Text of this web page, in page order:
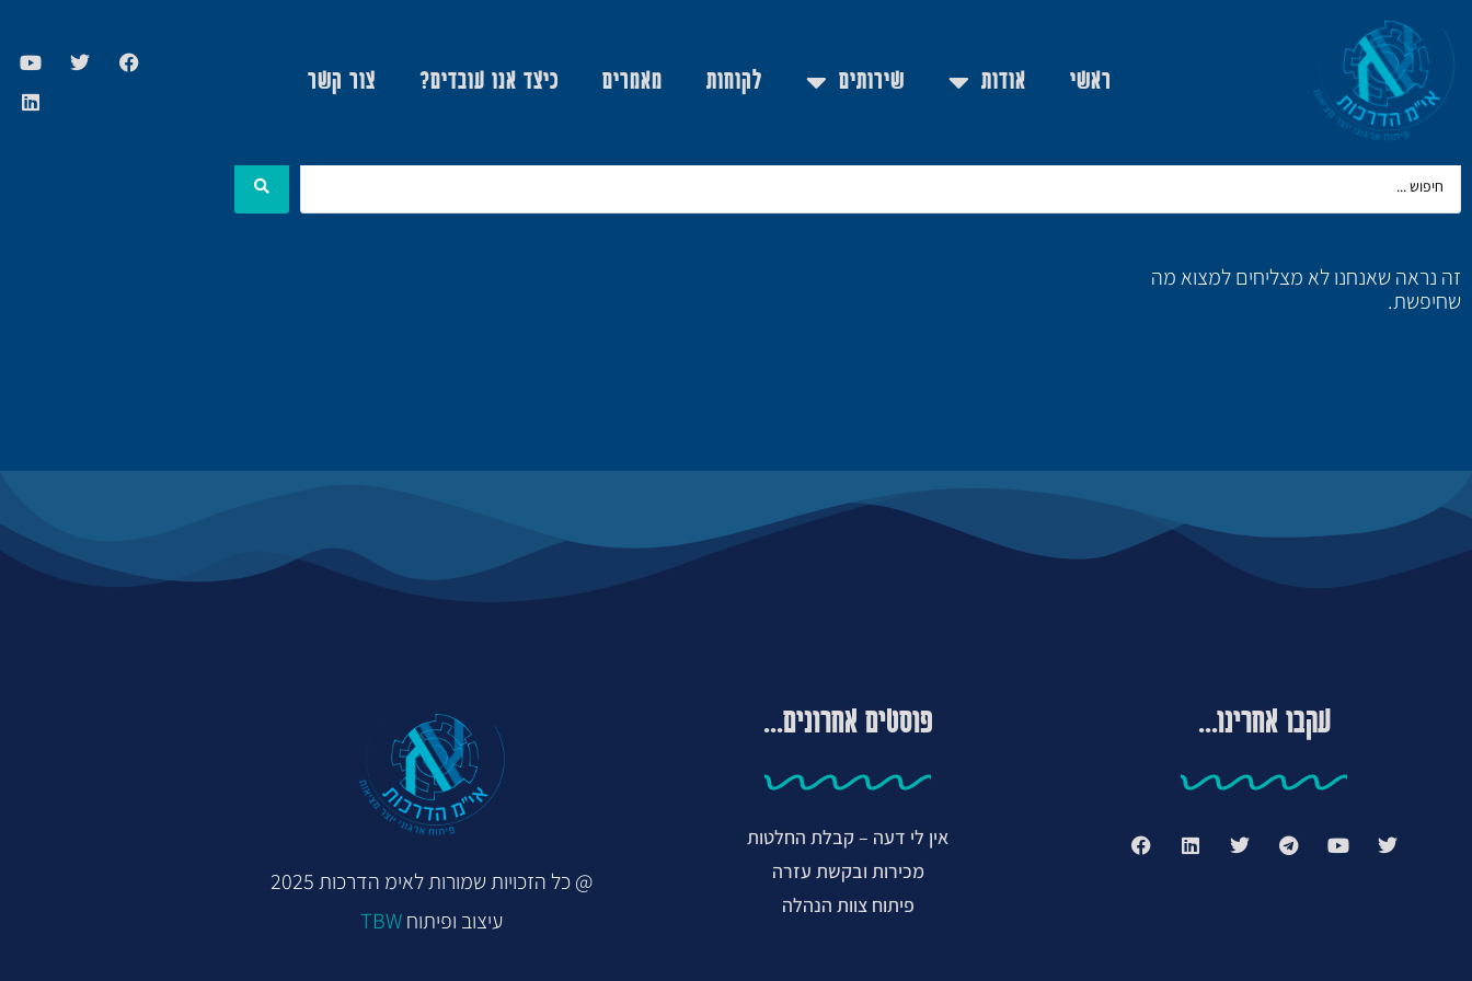
ראשי אודות שירותים לקוחות מאמרים כיצד אנו עובדים? צור קשר
זה נראה שאנחנו לא מצליחים למצוא מה
שחיפשת.
עקבו אחרינו... פוסטים אחרונים...
אין לי דעה – קבלת החלטות
מכירות ובקשת עזרה
פיתוח צוות הנהלה
@ כל הזכויות שמורות לאימ הדרכות 2025
עיצוב ופיתוחTBW